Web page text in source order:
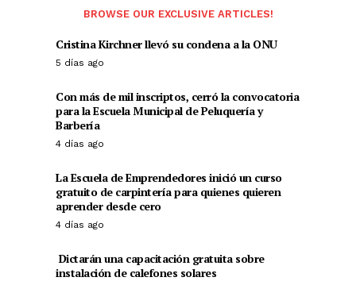
BROWSE OUR EXCLUSIVE ARTICLES!
Cristina Kirchner llevó su condena a la ONU
5 días ago
Con más de mil inscriptos, cerró la convocatoria
para la Escuela Municipal de Peluquería y
Barbería
4 días ago
La Escuela de Emprendedores inició un curso
gratuito de carpintería para quienes quieren
aprender desde cero
4 días ago
Dictarán una capacitación gratuita sobre
instalación de calefones solares